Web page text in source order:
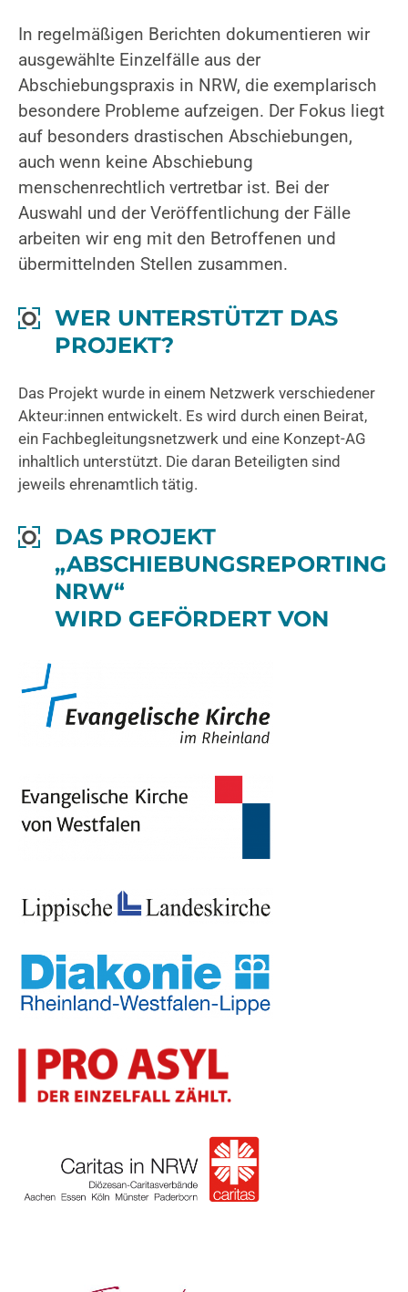
In regelmäßigen Berichten dokumentieren wir
ausgewählte Einzelfälle aus der
Abschiebungspraxis in NRW, die exemplarisch
besondere Probleme aufzeigen. Der Fokus liegt
auf besonders drastischen Abschiebungen,
auch wenn keine Abschiebung
menschenrechtlich vertretbar ist. Bei der
Auswahl und der Veröffentlichung der Fälle
arbeiten wir eng mit den Betroffenen und
übermittelnden Stellen zusammen.
WER UNTERSTÜTZT DAS
PROJEKT?
Das Projekt wurde in einem Netzwerk verschiedener
Akteur:innen entwickelt. Es wird durch einen Beirat,
ein Fachbegleitungsnetzwerk und eine Konzept-AG
inhaltlich unterstützt. Die daran Beteiligten sind
jeweils ehrenamtlich tätig.
DAS PROJEKT
„ABSCHIEBUNGSREPORTING
NRW“
WIRD GEFÖRDERT VON